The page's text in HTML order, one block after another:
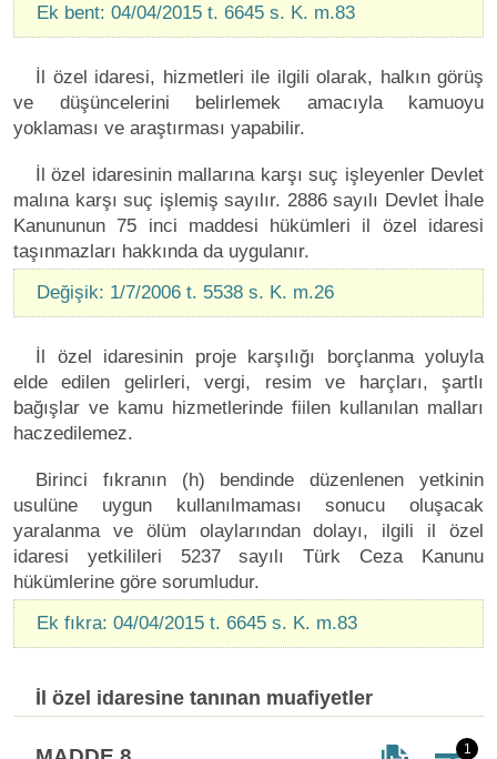
Ek bent: 04/04/2015 t. 6645 s. K. m.83
İl özel idaresi, hizmetleri ile ilgili olarak, halkın görüş
ve düşüncelerini belirlemek amacıyla kamuoyu
yoklaması ve araştırması yapabilir.
İl özel idaresinin mallarına karşı suç işleyenler Devlet
malına karşı suç işlemiş sayılır. 2886 sayılı Devlet İhale
Kanununun 75 inci maddesi hükümleri il özel idaresi
taşınmazları hakkında da uygulanır.
Değişik: 1/7/2006 t. 5538 s. K. m.26
İl özel idaresinin proje karşılığı borçlanma yoluyla
elde edilen gelirleri, vergi, resim ve harçları, şartlı
bağışlar ve kamu hizmetlerinde fiilen kullanılan malları
haczedilemez.
Birinci fıkranın (h) bendinde düzenlenen yetkinin
usulüne uygun kullanılmaması sonucu oluşacak
yaralanma ve ölüm olaylarından dolayı, ilgili il özel
idaresi yetkilileri 5237 sayılı Türk Ceza Kanunu
hükümlerine göre sorumludur.
Ek fıkra: 04/04/2015 t. 6645 s. K. m.83
İl özel idaresine tanınan muafiyetler
1